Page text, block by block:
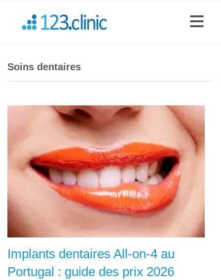
Soins dentaires
Implants dentaires All‑on‑4 au
Portugal : guide des prix 2026